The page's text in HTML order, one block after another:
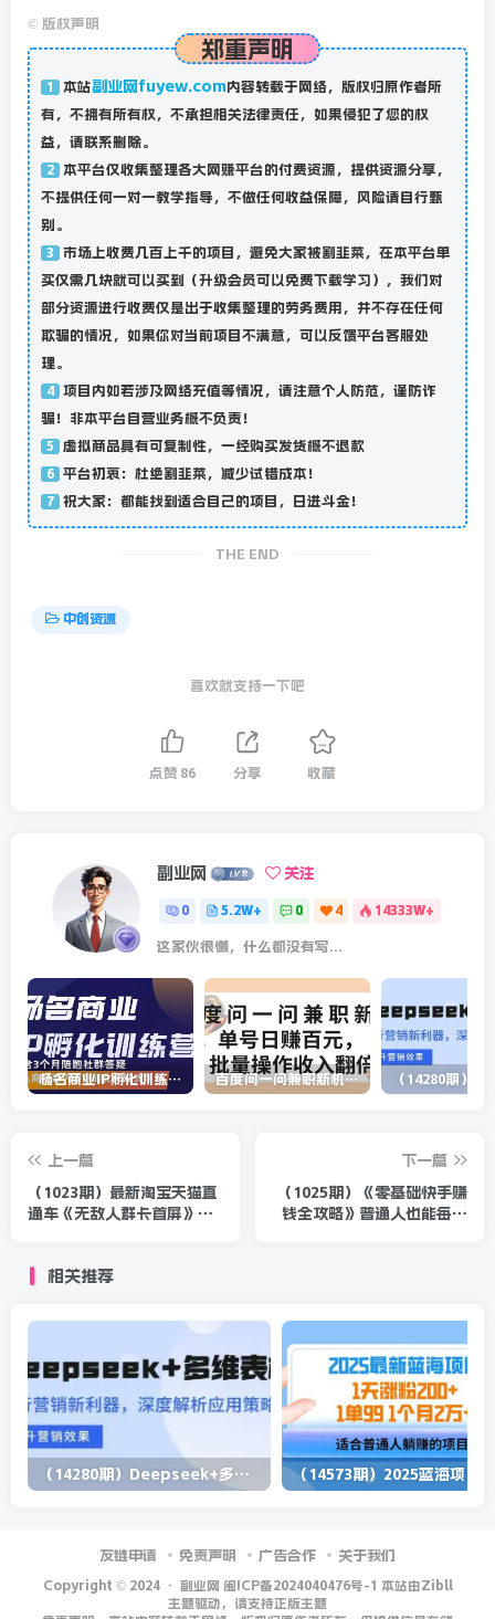
© 版权声明
郑重声明
1 本站副业网fuyew.com内容转载于网络，版权归原作者所
有，不拥有所有权，不承担相关法律责任，如果侵犯了您的权
益，请联系删除。
2
本平台仅收集整理各大网赚平台的付费资源，提供资源分享，
不提供任何一对一教学指导，不做任何收益保障，风险请自行甄
别。
3
市场上收费几百上千的项目，避免大家被割韭菜，在本平台单
买仅需几块就可以买到（升级会员可以免费下载学习），我们对
部分资源进行收费仅是出于收集整理的劳务费用，并不存在任何
欺骗的情况，如果你对当前项目不满意，可以反馈平台客服处
理。
4
项目内如若涉及网络充值等情况，请注意个人防范，谨防诈
骗！非本平台自营业务概不负责！
5 虚拟商品具有可复制性，一经购买发货概不退款
6 平台初衷：杜绝割韭菜，减少试错成本！
7 祝大家：都能找到适合自己的项目，日进斗金！
THE END
中创资源
喜欢就支持一下吧
点赞 86 分享 收藏
副业网 关注
0 5.2W+ 0 4 14333W+
这家伙很懒，什么都没有写...
杨名商业IP孵化训练营，从商业到内容到转化一站式学 价值5980元 百度问一问兼职新机遇，单号日赚百元，批量操作收入翻倍
上一篇
（1023期）最新淘宝天猫直
通车《无敌人群卡首屏》拿
下一篇
（1025期）《零基础快手赚
钱全攻略》普通人也能每月
相关推荐
（14280期）Deepseek+多维表格，银行营销新利器，深度解析应用策略，提升营销效果
友链申请 免责声明 广告合作 关于我们
Copyright © 2024 · 副业网 闽ICP备2024040476号-1 本站由Zibll
主题驱动，请支持正版主题